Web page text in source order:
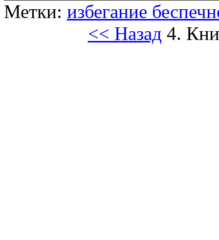
Метки: избегание
<< Назад 4.